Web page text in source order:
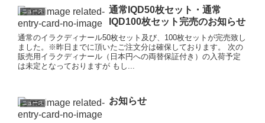
ニュース
通常IQD50枚セット・通常
IQD100枚セット完売のお知らせ
通常のイラクディナール50枚セット及び、100枚セットが完売致し
ました。※昨日までに頂いたご注文分は確保しております。 次の
販売用イラクディナール（日本円への両替保証付き）の入荷予定
は未定となっておりますが もし...
ニュース お知らせ